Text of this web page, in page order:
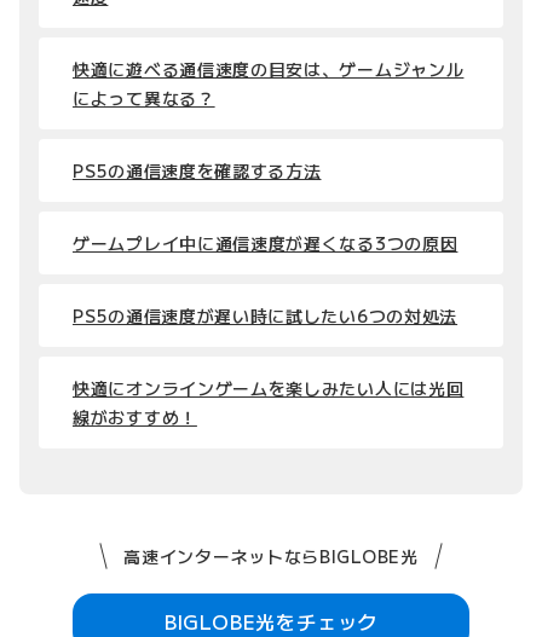
快適に遊べる通信速度の目安は、ゲームジャンル
によって異なる？
PS5の通信速度を確認する方法
ゲームプレイ中に通信速度が遅くなる3つの原因
PS5の通信速度が遅い時に試したい6つの対処法
快適にオンラインゲームを楽しみたい人には光回
線がおすすめ！
高速インターネットならBIGLOBE光
BIGLOBE光をチェック